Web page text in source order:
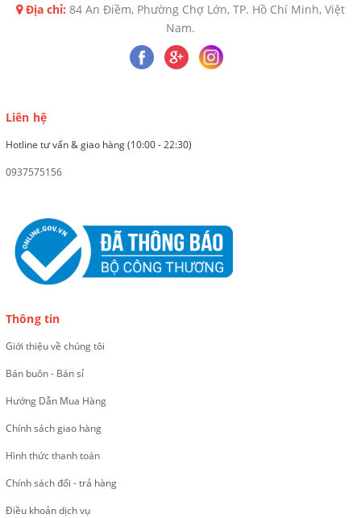
Địa chỉ: 84 An Điềm, Phường Chợ Lớn, TP. Hồ Chí Minh, Việt
Nam.
Liên hệ
Hotline tư vấn & giao hàng (10:00 - 22:30)
0937575156
Thông tin
Giới thiệu về chúng tôi
Bán buôn - Bán sỉ
Hướng Dẫn Mua Hàng
Chính sách giao hàng
Hình thức thanh toán
Chính sách đổi - trả hàng
Điều khoản dịch vụ